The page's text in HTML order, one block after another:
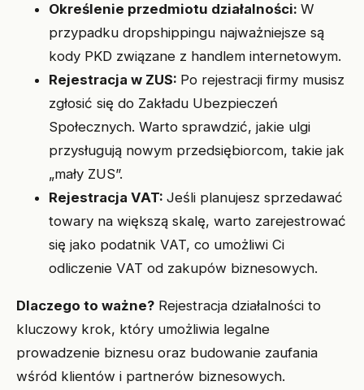
Określenie przedmiotu działalności: W
przypadku dropshippingu najważniejsze są
kody PKD związane z handlem internetowym.
Rejestracja w ZUS: Po rejestracji firmy musisz
zgłosić się do Zakładu Ubezpieczeń
Społecznych. Warto sprawdzić, jakie ulgi
przysługują nowym przedsiębiorcom, takie jak
„mały ZUS”.
Rejestracja VAT: Jeśli planujesz sprzedawać
towary na większą skalę, warto zarejestrować
się jako podatnik VAT, co umożliwi Ci
odliczenie VAT od zakupów biznesowych.
Dlaczego to ważne? Rejestracja działalności to
kluczowy krok, który umożliwia legalne
prowadzenie biznesu oraz budowanie zaufania
wśród klientów i partnerów biznesowych.